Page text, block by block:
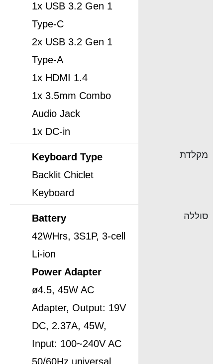
1x USB 3.2 Gen 1
Type-C
2x USB 3.2 Gen 1
Type-A
1x HDMI 1.4
1x 3.5mm Combo
Audio Jack
1x DC-in
מקלדת
Keyboard Type
Backlit Chiclet
Keyboard
סוללה
Battery
42WHrs, 3S1P, 3-cell
Li-ion
Power Adapter
ø4.5, 45W AC
Adapter, Output: 19V
DC, 2.37A, 45W,
Input: 100~240V AC
50/60Hz universal